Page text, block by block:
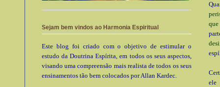
ele
Sejam bem vindos ao Harmonia Espiritual
Este blog foi criado com o objetivo de estimular o
estudo da Doutrina Espírita, em todos os seus aspectos,
visando uma compreensão mais realista de todos os seus
ensinamentos tão bem colocados por Allan Kardec.